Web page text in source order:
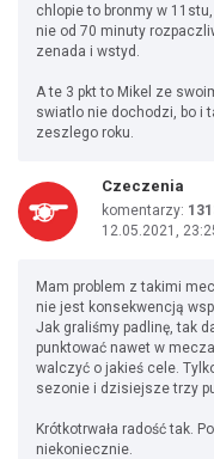
chlopie to bronmy w
nie od 70 minuty
zenada i wstyd.
A te 3 pkt to Mikel ze
swiatlo nie dochodzi, bo i
zeszlego roku.
Czeczenia
komentarzy:
12.05.2021,
Mam problem z takimi
nie jest konsekwencją
Jak graliśmy padlinę, tak
punktować nawet w
walczyć o jakieś cele.
sezonie i dzisiejsze trzy
Krótkotrwała radość tak.
niekoniecznie.